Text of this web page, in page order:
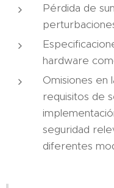
Pérdida de
hardware
Omisiones en
requisitos de
seguridad
diferentes